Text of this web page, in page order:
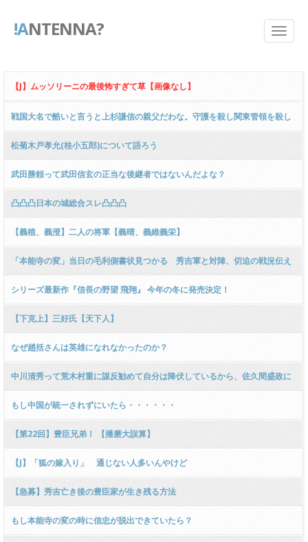
!ANTENNA?
【J】ムッソリーニの最後怖すぎて草【画像なし】
戦国大名で酷いと言うと上杉謙信の親父だわな。守護を殺し関東管領を殺し
た
松菊木戸孝允(桂小五郎)について語ろう
武田勝頼って武田信玄の正当な後継者ではないんだよな？
凸凸凸日本の城総合スレ凸凸凸
【義稙、義澄】二人の将軍【義晴、義維義栄】
「本能寺の変」当日の毛利側書状見つかる 秀吉軍と対陣、切迫の戦況伝え
シリーズ最新作『信長の野望 飛翔』 今年の冬に発売決定！
【下克上】三好氏【天下人】
なぜ趙括さんは英雄になれなかったのか？
中川清秀って荒木村重に謀反勧めて自分は降伏しているから、佐久間盛政に
討ち取られてもしゃあないだろ
もし中国が統一されずにいたら・・・・・・
【第22回】豊臣兄弟！ 【播磨大誤算】
【J】「狐の嫁入り」 通じない人多いんやけど
【急募】秀吉亡き後の豊臣家が生き残る方法
もし本能寺の変の時に信忠が脱出できていたら？